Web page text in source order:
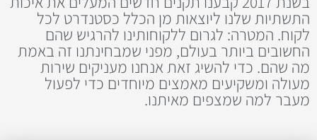
התשתיות שלנו ליוצאות מן הכלל כסטנדרט לכל
לקוח. המטרה: לגרום ללקוחותינו להרגיש שהם
החשובים ביותר בעולם, מפני שמבחינתנו זה באמת
מה שהם. כדי להשיג זאת אנחנו מעניקים שירות
מעולה ומשקיעים מאמצים מיוחדים כדי לפעול
מעבר למה שמצפים מאיתנו.